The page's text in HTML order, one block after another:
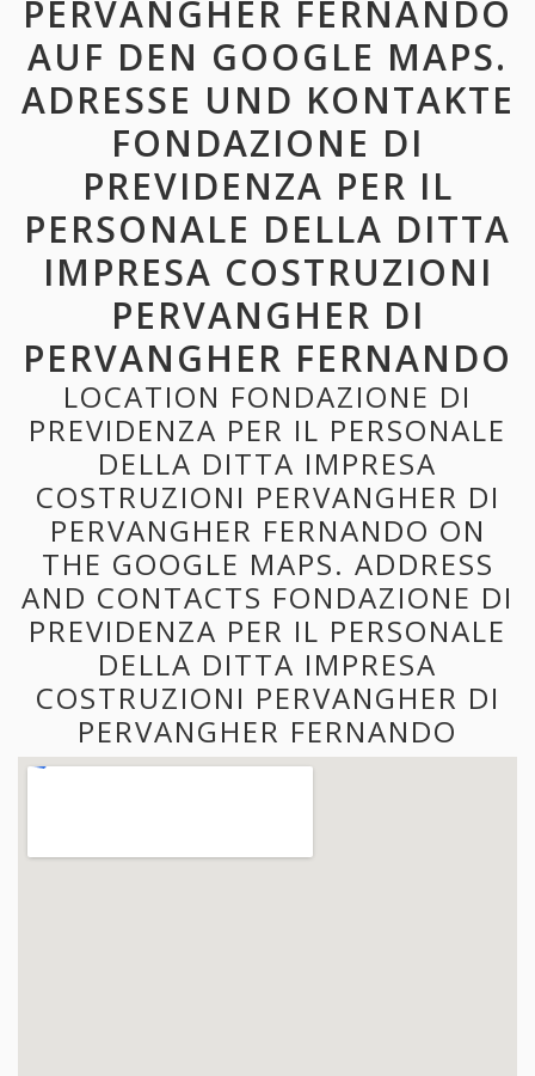
PERVANGHER FERNANDO
AUF DEN GOOGLE MAPS.
ADRESSE UND KONTAKTE
FONDAZIONE DI
PREVIDENZA PER IL
PERSONALE DELLA DITTA
IMPRESA COSTRUZIONI
PERVANGHER DI
PERVANGHER FERNANDO
LOCATION FONDAZIONE DI
PREVIDENZA PER IL PERSONALE
DELLA DITTA IMPRESA
COSTRUZIONI PERVANGHER DI
PERVANGHER FERNANDO ON
THE GOOGLE MAPS. ADDRESS
AND CONTACTS FONDAZIONE DI
PREVIDENZA PER IL PERSONALE
DELLA DITTA IMPRESA
COSTRUZIONI PERVANGHER DI
PERVANGHER FERNANDO